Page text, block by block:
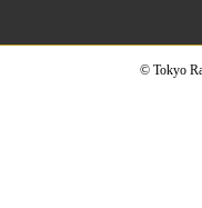
© Tokyo